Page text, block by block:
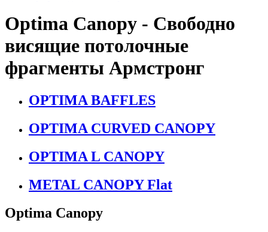
Optima Canopy - Свободно
висящие потолочные
фрагменты Армстронг
OPTIMA BAFFLES
OPTIMA CURVED CANOPY
OPTIMA L CANOPY
METAL CANOPY Flat
Optima Canopy